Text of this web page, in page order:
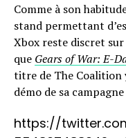
Comme à son
stand permettant
Xbox reste discret
que Gears of War: E-
titre de The Coalition
démo de sa
https://